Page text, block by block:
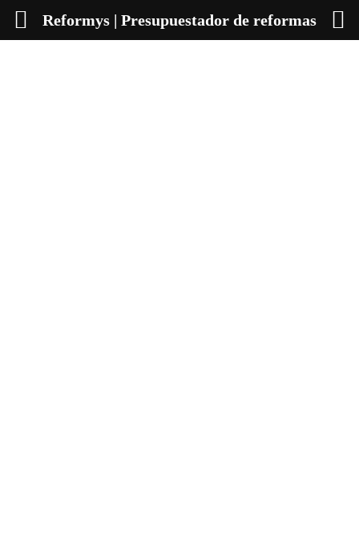
Reformys | Presupuestador de reformas